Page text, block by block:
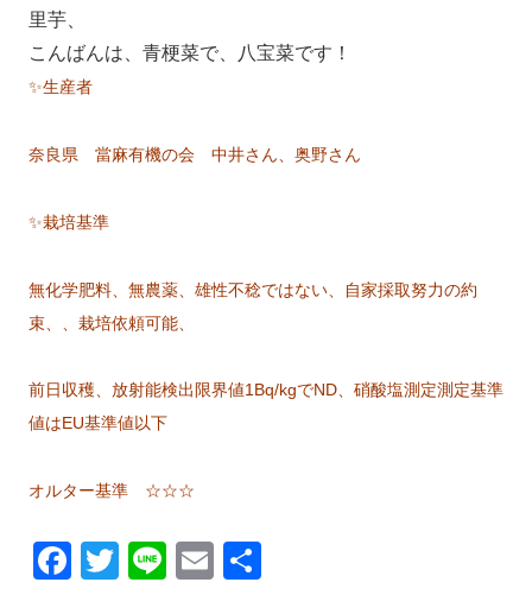
里芋、
こんばんは、青梗菜で、八宝菜です！
✨生産者
奈良県 當麻有機の会 中井さん、奥野さん
✨栽培基準
無化学肥料、無農薬、雄性不稔ではない、自家採取努力の約
束、、栽培依頼可能、
前日収穫、放射能検出限界値1Bq/kgでND、硝酸塩測定測定基準
値はEU基準値以下
オルター基準 ☆☆☆
F
T
Li
E